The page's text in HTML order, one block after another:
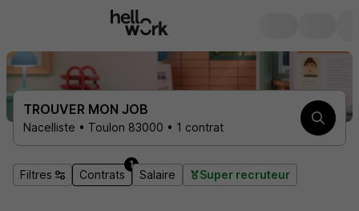
TROUVER MON JOB
Nacelliste • Toulon 83000 • 1 contrat
Filtres Contrats
1
Salaire Super recruteur